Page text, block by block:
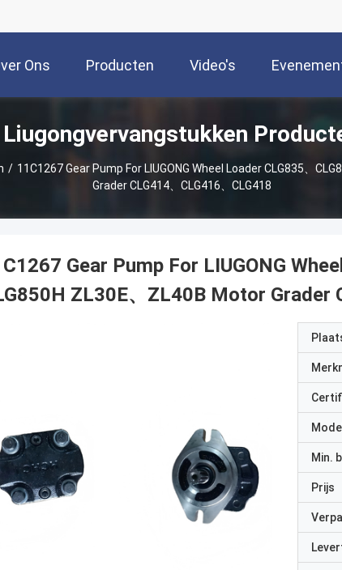
Ons Producten Video's
Liugongvervangstukken
/ 11C1267 Gear Pump For LIUGONG Wheel Loader CLG835、
Grader CLG414、CLG416、CLG418
Gear Pump For LIUGONG
ZL30E、ZL40B Motor Grader
Min.
Prijs